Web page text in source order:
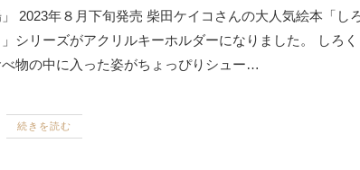
2023年８月下旬発売 柴田ケイコさんの大人気絵本「し
シリーズがアクリルキーホルダーになりました。 しろ
物の中に入った姿がちょっぴりシュー…
続きを読む